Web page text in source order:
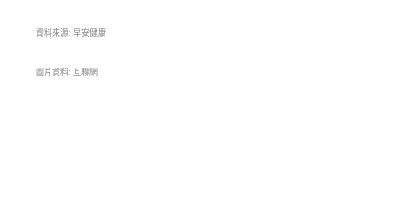
資料來源: 早安健康
圖片資料: 互聯網